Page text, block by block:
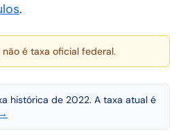
.
é taxa oficial federal.
histórica de 2022. A taxa atual é